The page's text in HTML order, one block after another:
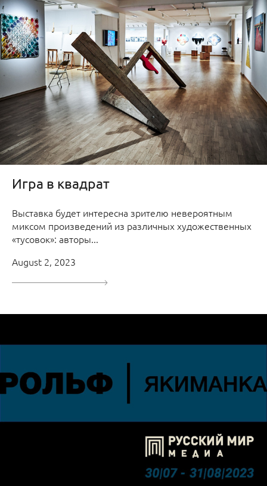
Игра в квадрат
Выставка будет интересна зрителю невероятным
миксом произведений из различных художественных
«тусовок»: авторы...
August 2, 2023